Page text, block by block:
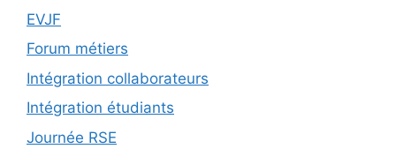
EVJF
Forum métiers
Intégration collaborateurs
Intégration étudiants
Journée RSE